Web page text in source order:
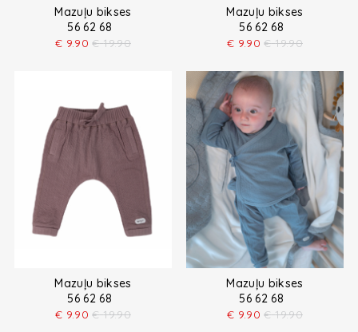
Mazuļu bikses
56 62 68
€ 9.90 € 19.90
Mazuļu bikses
56 62 68
€ 9.90 € 19.90
Mazuļu bikses
56 62 68
€ 9.90 € 19.90
Mazuļu bikses
56 62 68
€ 9.90 € 19.90